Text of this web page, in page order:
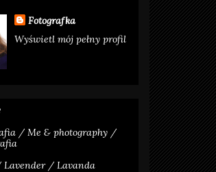
Fotografka
Wyświetl mój pełny profil
/ Me & photography /
/ Lavanda